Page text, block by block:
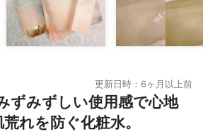
更新日時：6ヶ月以上前
ずみずしい使用感で心地
れを防ぐ化粧水。